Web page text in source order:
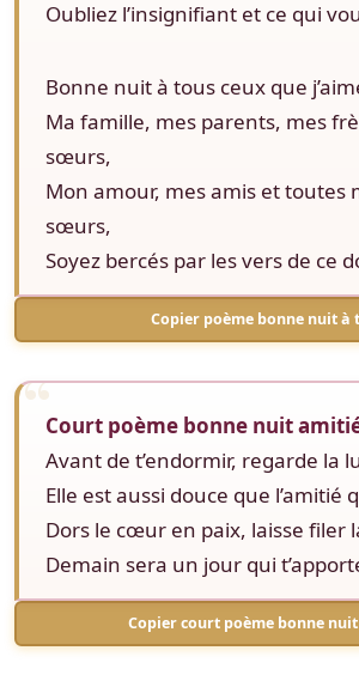
Oubliez l’insignifiant et ce qui
Bonne nuit à tous ceux que
Ma famille, mes parents, mes
sœurs,
Mon amour, mes amis et toutes
sœurs,
Soyez bercés par les vers de ce
Copier poème bonne nuit à
Court poème bonne nuit
Avant de t’endormir, regarde la
Elle est aussi douce que l’amitié
Dors le cœur en paix, laisse filer
Demain sera un jour qui
Copier court poème bonne